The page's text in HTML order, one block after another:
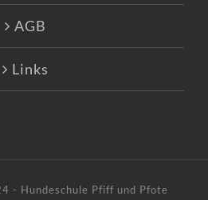
AGB
Links
- Hundeschule Pfiff und Pfote